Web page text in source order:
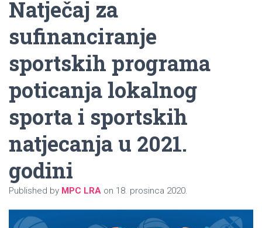
Natječaj za
sufinanciranje
sportskih programa
poticanja lokalnog
sporta i sportskih
natjecanja u 2021.
godini
Published by MPC LRA on 18. prosinca 2020.